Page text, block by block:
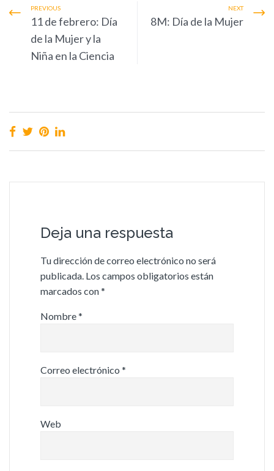
PREVIOUS
11 de febrero: Día
de la Mujer y la
Niña en la Ciencia
NEXT
8M: Día de la Mujer
Deja una respuesta
Tu dirección de correo electrónico no será
publicada. Los campos obligatorios están
marcados con*
Nombre*
Correo electrónico *
Web